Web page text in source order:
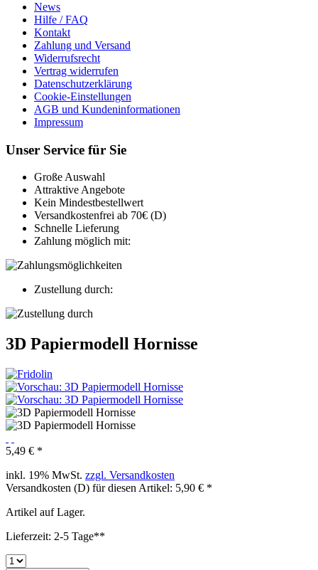
News
Hilfe / FAQ
Kontakt
Zahlung und Versand
Widerrufsrecht
Vertrag widerrufen
Datenschutzerklärung
Cookie-Einstellungen
AGB und Kundeninformationen
Impressum
Unser Service für Sie
Große Auswahl
Attraktive Angebote
Kein Mindestbestellwert
Versandkostenfrei ab 70€ (D)
Schnelle Lieferung
Zahlung möglich mit:
Zustellung durch:
3D Papiermodell Hornisse
5,49 € *
inkl. 19% MwSt. zzgl. Versandkosten
Versandkosten (D) für diesen Artikel: 5,90 € *
Artikel auf Lager.
Lieferzeit: 2-5 Tage**